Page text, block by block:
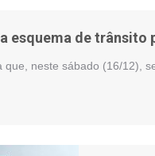
esquema de trânsito
que, neste sábado (16/12),